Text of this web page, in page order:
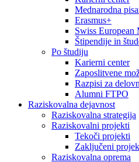
Mednarodna
Erasmus+
Swiss
Štipendije in
Po študiju
Karierni center
Zaposlitvene
Razpisi za
Alumni FTPO
Raziskovalna dejavnost
Raziskovalna strategija
Raziskovalni projekti
Tekoči projekti
Zaključeni
Raziskovalna oprema